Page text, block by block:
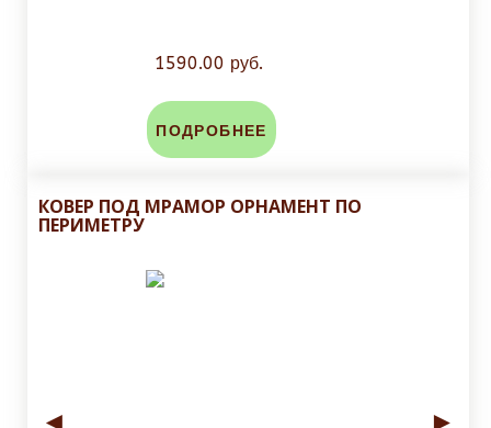
1590.00 руб.
ПОДРОБНЕЕ
КОВЕР ПОД МРАМОР ОРНАМЕНТ ПО
ПЕРИМЕТРУ